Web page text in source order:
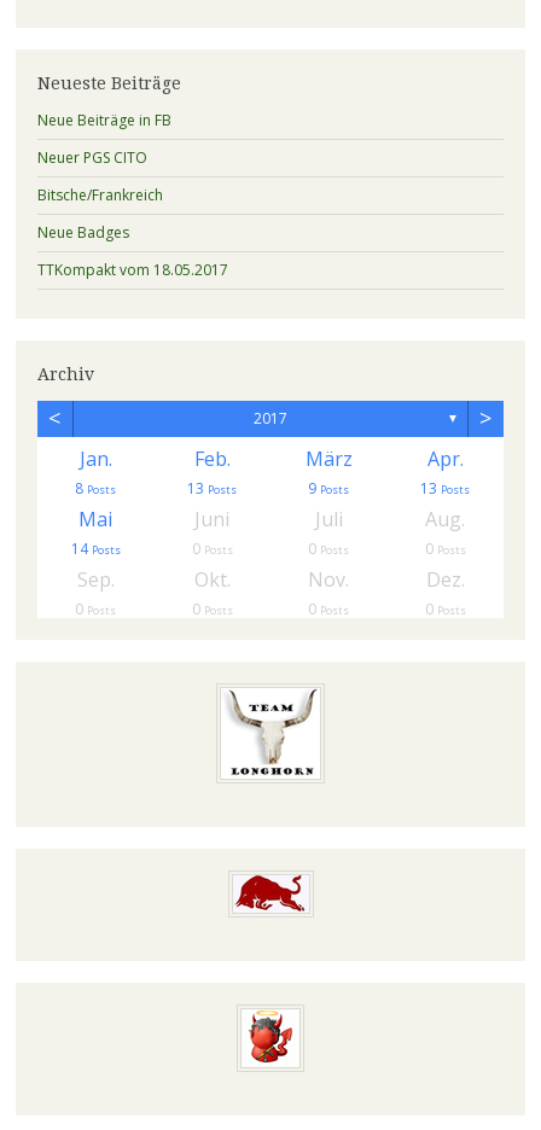
Neueste Beiträge
Neue Beiträge in FB
Neuer PGS CITO
Bitsche/Frankreich
Neue Badges
TTKompakt vom 18.05.2017
Archiv
< 2017 ▼ >
Jan.
8 Posts
Feb.
13 Posts
März
9 Posts
Apr.
13 Posts
Mai
14 Posts
Juni
0 Posts
Juli
0 Posts
Aug.
0 Posts
Sep.
0 Posts
Okt.
0 Posts
Nov.
0 Posts
Dez.
0 Posts